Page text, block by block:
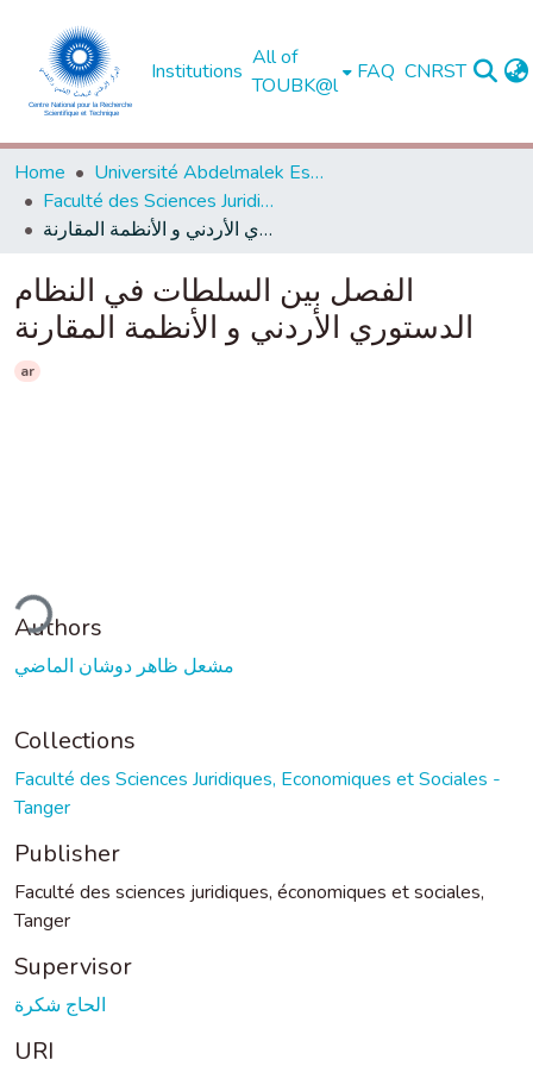
Institutions
All of
TOUBK@l
FAQ CNRST
Home
Université Abdelmalek Essaadi - Tétouan
Faculté des Sciences Juridiques, Economiques et Sociales - Tanger
الفصل بين السلطات في النظام الدستوري الأردني و الأنظمة المقارنة
الفصل بين السلطات في النظام
الدستوري الأردني و الأنظمة المقارنة
ar
Authors
مشعل ظاهر دوشان الماضي
Collections
Faculté des Sciences Juridiques, Economiques et Sociales -
Tanger
Publisher
Faculté des sciences juridiques, économiques et sociales,
Tanger
Supervisor
الحاج شكرة
URI